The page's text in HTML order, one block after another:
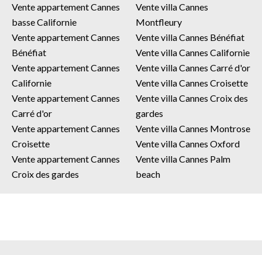
Vente appartement Cannes
basse Californie
Vente appartement Cannes
Bénéfiat
Vente appartement Cannes
Californie
Vente appartement Cannes
Carré d'or
Vente appartement Cannes
Croisette
Vente appartement Cannes
Croix des gardes
Vente villa Cannes
Montfleury
Vente villa Cannes Bénéfiat
Vente villa Cannes Californie
Vente villa Cannes Carré d'or
Vente villa Cannes Croisette
Vente villa Cannes Croix des
gardes
Vente villa Cannes Montrose
Vente villa Cannes Oxford
Vente villa Cannes Palm
beach